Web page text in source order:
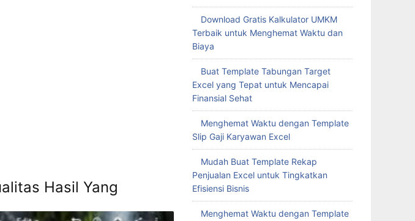
Hasil Yang
Download Gratis Kalkulator UMKM
Terbaik untuk Menghemat Waktu dan
Biaya
Buat Template Tabungan Target
Excel yang Tepat untuk Mencapai
Finansial Sehat
Menghemat Waktu dengan Template
Slip Gaji Karyawan Excel
Mudah Buat Template Rekap
Penjualan Excel untuk Tingkatkan
Efisiensi Bisnis
Menghemat Waktu dengan Template